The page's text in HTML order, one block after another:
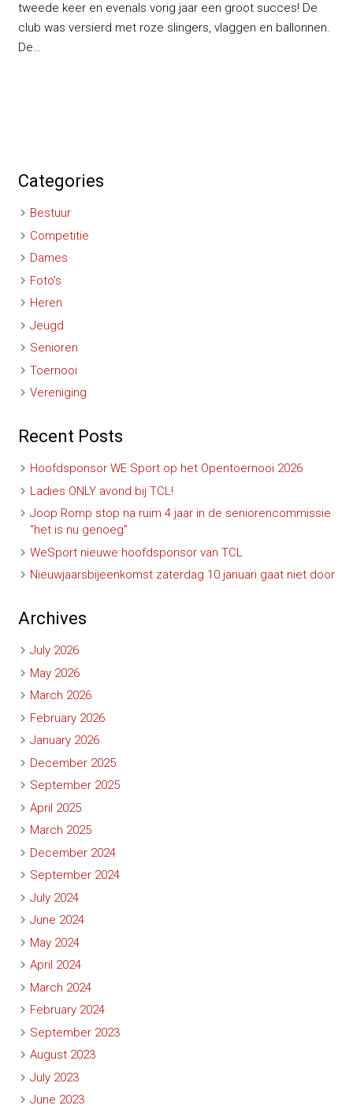
tweede keer en evenals vorig jaar een groot succes! De
club was versierd met roze slingers, vlaggen en ballonnen.
De…
Categories
Bestuur
Competitie
Dames
Foto's
Heren
Jeugd
Senioren
Toernooi
Vereniging
Recent Posts
Hoofdsponsor WE Sport op het Opentoernooi 2026
Ladies ONLY avond bij TCL!
Joop Romp stop na ruim 4 jaar in de seniorencommissie
“het is nu genoeg”
WeSport nieuwe hoofdsponsor van TCL
Nieuwjaarsbijeenkomst zaterdag 10 januari gaat niet door
Archives
July 2026
May 2026
March 2026
February 2026
January 2026
December 2025
September 2025
April 2025
March 2025
December 2024
September 2024
July 2024
June 2024
May 2024
April 2024
March 2024
February 2024
September 2023
August 2023
July 2023
June 2023